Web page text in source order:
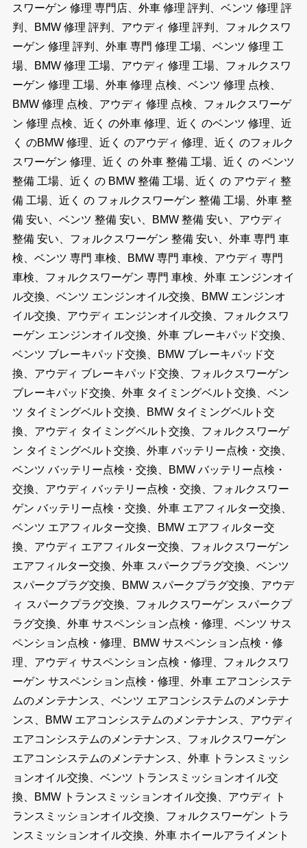
スワーゲン 修理 専門店、外車 修理 評判、ベンツ 修理 評
判、BMW 修理 評判、アウディ 修理 評判、フォルクスワ
ーゲン 修理 評判、外車 専門 修理 工場、ベンツ 修理 工
場、BMW 修理 工場、アウディ 修理 工場、フォルクスワ
ーゲン 修理 工場、外車 修理 点検、ベンツ 修理 点検、
BMW 修理 点検、アウディ 修理 点検、フォルクスワーゲ
ン 修理 点検、近く の外車 修理、近く のベンツ 修理、近
く のBMW 修理、近く のアウディ 修理、近く のフォルク
スワーゲン 修理、近く の 外車 整備 工場、近く の ベンツ
整備 工場、近く の BMW 整備 工場、近く の アウディ 整
備 工場、近く の フォルクスワーゲン 整備 工場、外車 整
備 安い、ベンツ 整備 安い、BMW 整備 安い、アウディ
整備 安い、フォルクスワーゲン 整備 安い、外車 専門 車
検、ベンツ 専門 車検、BMW 専門 車検、アウディ 専門
車検、フォルクスワーゲン 専門 車検、外車 エンジンオイ
ル交換、ベンツ エンジンオイル交換、BMW エンジンオ
イル交換、アウディ エンジンオイル交換、フォルクスワ
ーゲン エンジンオイル交換、外車 ブレーキパッド交換、
ベンツ ブレーキパッド交換、BMW ブレーキパッド交
換、アウディ ブレーキパッド交換、フォルクスワーゲン
ブレーキパッド交換、外車 タイミングベルト交換、ベン
ツ タイミングベルト交換、BMW タイミングベルト交
換、アウディ タイミングベルト交換、フォルクスワーゲ
ン タイミングベルト交換、外車 バッテリー点検・交換、
ベンツ バッテリー点検・交換、BMW バッテリー点検・
交換、アウディ バッテリー点検・交換、フォルクスワー
ゲン バッテリー点検・交換、外車 エアフィルター交換、
ベンツ エアフィルター交換、BMW エアフィルター交
換、アウディ エアフィルター交換、フォルクスワーゲン
エアフィルター交換、外車 スパークプラグ交換、ベンツ
スパークプラグ交換、BMW スパークプラグ交換、アウデ
ィ スパークプラグ交換、フォルクスワーゲン スパークプ
ラグ交換、外車 サスペンション点検・修理、ベンツ サス
ペンション点検・修理、BMW サスペンション点検・修
理、アウディ サスペンション点検・修理、フォルクスワ
ーゲン サスペンション点検・修理、外車 エアコンシステ
ムのメンテナンス、ベンツ エアコンシステムのメンテナ
ンス、BMW エアコンシステムのメンテナンス、アウディ
エアコンシステムのメンテナンス、フォルクスワーゲン
エアコンシステムのメンテナンス、外車 トランスミッシ
ョンオイル交換、ベンツ トランスミッションオイル交
換、BMW トランスミッションオイル交換、アウディ ト
ランスミッションオイル交換、フォルクスワーゲン トラ
ンスミッションオイル交換、外車 ホイールアライメント